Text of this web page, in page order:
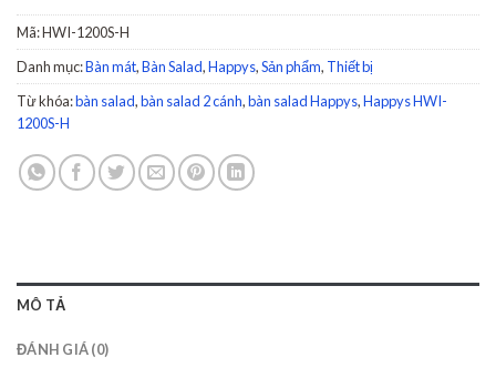
Mã:HWI-1200S-H
Danh mục:Bàn mát,Bàn Salad,Happys,Sản phẩm, Thiết bị
Từ khóa:bàn salad,bàn salad 2 cánh,bàn salad Happys,Happys HWI-
1200S-H
MÔ TẢ
ĐÁNH GIÁ (0)